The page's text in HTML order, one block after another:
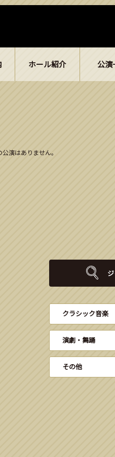
ホール紹介 公演
演はありません。
クラシック音楽
演劇・舞踊
その他